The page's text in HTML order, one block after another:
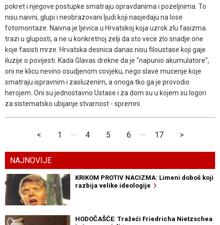
pokret i njegove postupke smatraju opravdanima i pozeljnima. To
nisu naivni, glupi i neobrazovani ljudi koji nasjedaju na lose
fotomontaze. Naivna je ljevica u Hrvatskoj koja uzrok zlu fasizma
trazi u gluposti, a ne u konkretnoj zelji da sto vece zlo snadje one
koje fasisti mrze. Hrvatska desnica danas nisu filoustase koji gaje
iluzije o povijesti. Kada Glavas drekne da je "napunio akumulatore",
oni ne klicu nevino osudjenom covjeku, nego slave mucenje koje
smatraju ispravnim i zasluzenim, a onoga tko ga je provodio
herojem. Oni su jednostavno Ustase i za dom su u kojem su logori
za sistematsko ubijanje stvarnost - spremni.
< 1 … 4 5 6 … 17 >
NAJNOVIJE
KRIKOM PROTIV NACIZMA: Limeni doboš koji
razbija velike ideologije
HODOČAŠĆE: Tražeći Friedricha Nietzschea